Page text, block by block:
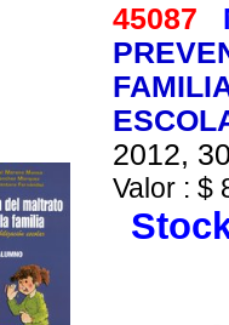
45087
2012,
Valor : $